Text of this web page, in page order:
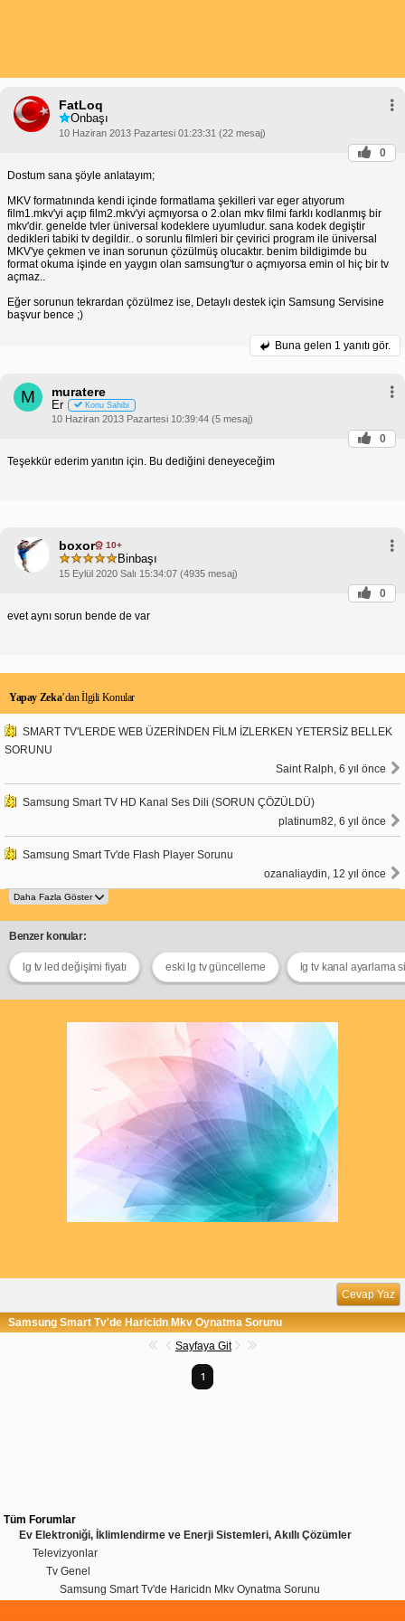
FatLoq
Onbaşı
10 Haziran 2013 Pazartesi 01:23:31 (22 mesaj)
0
Dostum sana şöyle anlatayım;
MKV formatınında kendi içinde formatlama şekilleri var eger atıyorum
film1.mkv'yi açıp film2.mkv'yi açmıyorsa o 2.olan mkv filmi farklı kodlanmış bir
mkv'dir. genelde tvler üniversal kodeklere uyumludur. sana kodek degiştir
dedikleri tabiki tv degildir.. o sorunlu filmleri bir çevirici program ile üniversal
MKV'ye çekmen ve inan sorunun çözülmüş olucaktır. benim bildigimde bu
format okuma işinde en yaygın olan samsung'tur o açmıyorsa emin ol hiç bir tv
açmaz..
Eğer sorunun tekrardan çözülmez ise, Detaylı destek için Samsung Servisine
başvur bence ;)
Buna gelen 1 yanıtı gör.
M muratere
Er Konu Sahibi
10 Haziran 2013 Pazartesi 10:39:44 (5 mesaj)
0
Teşekkür ederim yanıtın için. Bu dediğini deneyeceğim
boxor 10+
Binbaşı
15 Eylül 2020 Salı 15:34:07 (4935 mesaj)
0
evet aynı sorun bende de var
Yapay Zeka’dan İlgili Konular
SMART TV'LERDE WEB ÜZERİNDEN FİLM İZLERKEN YETERSİZ BELLEK
SORUNU
Saint Ralph, 6 yıl önce
Samsung Smart TV HD Kanal Ses Dili (SORUN ÇÖZÜLDÜ)
platinum82, 6 yıl önce
Samsung Smart Tv'de Flash Player Sorunu
ozanaliaydin, 12 yıl önce
Benzer konular:
lg tv led değişimi fiyatı eski lg tv güncelleme lg tv kanal ayarlama
Cevap Yaz
Samsung Smart Tv'de Haricidn Mkv Oynatma Sorunu
Sayfaya Git
1
Tüm Forumlar
Ev Elektroniği, İklimlendirme ve Enerji Sistemleri, Akıllı Çözümler
Televizyonlar
Tv Genel
Samsung Smart Tv'de Haricidn Mkv Oynatma Sorunu